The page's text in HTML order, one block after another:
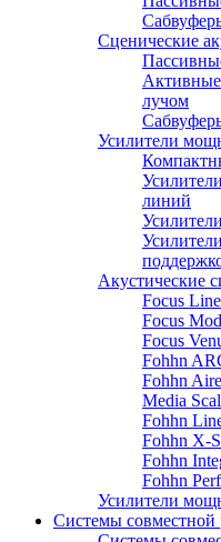
Сценические
лучом
Усилители
линий
Акустические
Focus
Focus
Focus
Fohhn
Fohhn
Media
Fohhn
Fohhn X-
Fohhn
Fohhn
Усилители
Системы совместной